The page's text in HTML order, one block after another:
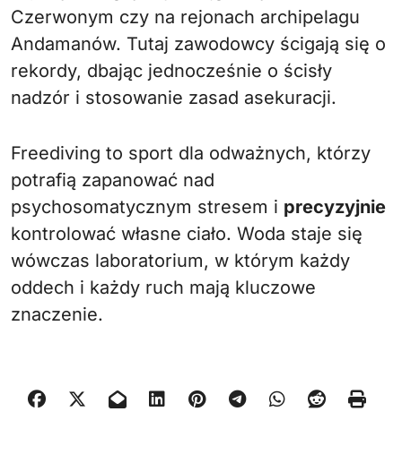
Czerwonym czy na rejonach archipelagu
Andamanów. Tutaj zawodowcy ścigają się o
rekordy, dbając jednocześnie o ścisły
nadzór i stosowanie zasad asekuracji.
Freediving to sport dla odważnych, którzy
potrafią zapanować nad
psychosomatycznym stresem i precyzyjnie
kontrolować własne ciało. Woda staje się
wówczas laboratorium, w którym każdy
oddech i każdy ruch mają kluczowe
znaczenie.